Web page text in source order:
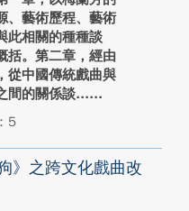
、藝術歷程、藝術
此相關的種種談
括。第二章，經由
從中國傳統戲曲與
間的關係談...
5
》之跨文化戲曲改